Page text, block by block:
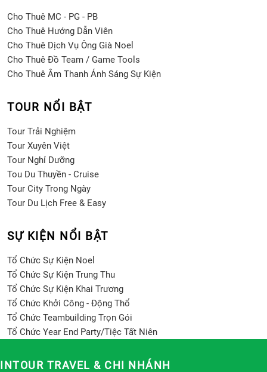
Cho Thuê MC - PG - PB
Cho Thuê Hướng Dẫn Viên
Cho Thuê Dịch Vụ Ông Già Noel
Cho Thuê Đồ Team / Game Tools
Cho Thuê Âm Thanh Ánh Sáng Sự Kiện
TOUR NỔI BẬT
Tour Trải Nghiệm
Tour Xuyên Việt
Tour Nghỉ Dưỡng
Tou Du Thuyền - Cruise
Tour City Trong Ngày
Tour Du Lịch Free & Easy
SỰ KIỆN NỔI BẬT
Tổ Chức Sự Kiện Noel
Tổ Chức Sự Kiện Trung Thu
Tổ Chức Sự Kiện Khai Trương
Tổ Chức Khởi Công - Động Thổ
Tổ Chức Teambuilding Trọn Gói
Tổ Chức Year End Party/Tiệc Tất Niên
INTOUR TRAVEL & CHI NHÁNH